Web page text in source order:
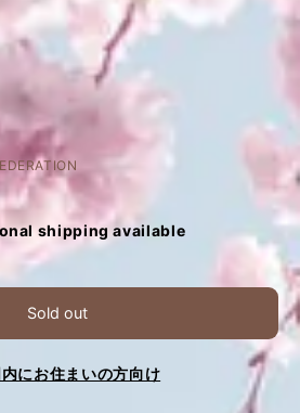
shipping available
Sold out
にお住まいの方向け